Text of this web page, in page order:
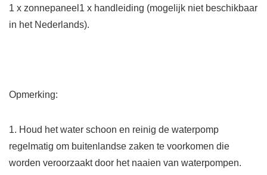
1 x zonnepaneel1 x handleiding (mogelijk niet beschikbaar
in het Nederlands).
Opmerking:
1. Houd het water schoon en reinig de waterpomp
regelmatig om buitenlandse zaken te voorkomen die
worden veroorzaakt door het naaien van waterpompen.